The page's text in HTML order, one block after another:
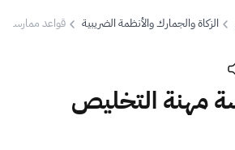
الزكاة والجمارك والأنظمة الضريبية قواعد ممارسة
مهنة التخليص